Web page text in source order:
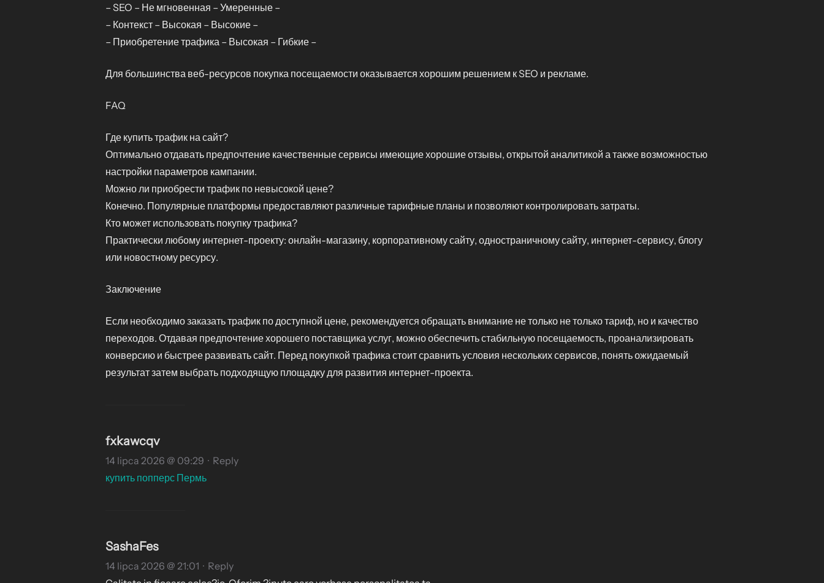
– SEO – Не мгновенная – Умеренные –
– Контекст – Высокая – Высокие –
– Приобретение трафика – Высокая – Гибкие –
Для большинства веб-ресурсов покупка посещаемости оказывается хорошим решением к SEO и рекламе.
FAQ
Где купить трафик на сайт?
Оптимально отдавать предпочтение качественные сервисы имеющие хорошие отзывы, открытой аналитикой а также возможностью
настройки параметров кампании.
Можно ли приобрести трафик по невысокой цене?
Конечно. Популярные платформы предоставляют различные тарифные планы и позволяют контролировать затраты.
Кто может использовать покупку трафика?
Практически любому интернет-проекту: онлайн-магазину, корпоративному сайту, одностраничному сайту, интернет-сервису, блогу
или новостному ресурсу.
Заключение
Если необходимо заказать трафик по доступной цене, рекомендуется обращать внимание не только не только тариф, но и качество
переходов. Отдавая предпочтение хорошего поставщика услуг, можно обеспечить стабильную посещаемость, проанализировать
конверсию и быстрее развивать сайт. Перед покупкой трафика стоит сравнить условия нескольких сервисов, понять ожидаемый
результат затем выбрать подходящую площадку для развития интернет-проекта.
fxkawcqv
14 lipca 2026 @ 09:29 · Reply
купить попперс Пермь
SashaFes
14 lipca 2026 @ 21:01 · Reply